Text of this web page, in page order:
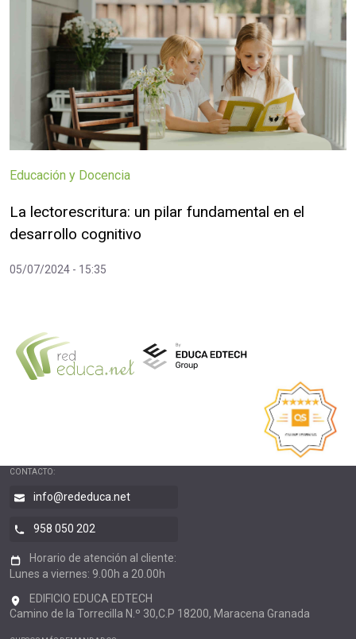
Educación y Docencia
La lectorescritura: un pilar fundamental en el
desarrollo cognitivo
05/07/2024 - 15:35
CONTACTO:
info@rededuca.net
958 050 202
Horario de atención al cliente:
Lunes a viernes: 9.00h a 20.00h
EDIFICIO EDUCA EDTECH
Camino de la Torrecilla N.º 30,C.P 18200, Maracena Granada